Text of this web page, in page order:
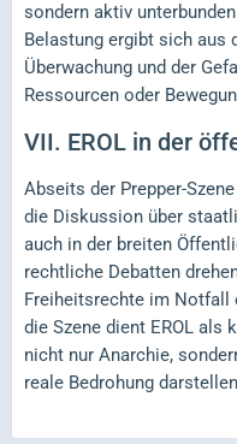
sondern aktiv
Belastung ergibt sich aus
Überwachung und der
Ressourcen oder
VII. EROL in der
Abseits der Prepper-
die Diskussion über
auch in der breiten
rechtliche Debatten
Freiheitsrechte im Notfall
die Szene dient EROL als
nicht nur Anarchie,
reale Bedrohung